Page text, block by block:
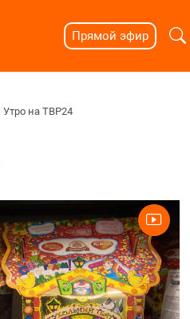
Прямой эфир
Утро на ТВР24